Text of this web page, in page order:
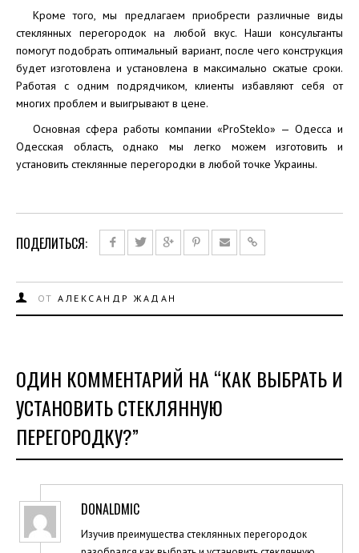
Кроме того, мы предлагаем приобрести различные виды
стеклянных перегородок на любой вкус. Наши консультанты
помогут подобрать оптимальный вариант, после чего конструкция
будет изготовлена и установлена в максимально сжатые сроки.
Работая с одним подрядчиком, клиенты избавляют себя от
многих проблем и выигрывают в цене.
Основная сфера работы компании «ProSteklo» — Одесса и
Одесская область, однако мы легко можем изготовить и
установить стеклянные перегородки в любой точке Украины.
ПОДЕЛИТЬСЯ:
ОТ АЛЕКСАНДР ЖАДАН
ОДИН КОММЕНТАРИЙ НА “КАК ВЫБРАТЬ И
УСТАНОВИТЬ СТЕКЛЯННУЮ
ПЕРЕГОРОДКУ?”
DONALDMIC
Изучив преимущества стеклянных перегородок